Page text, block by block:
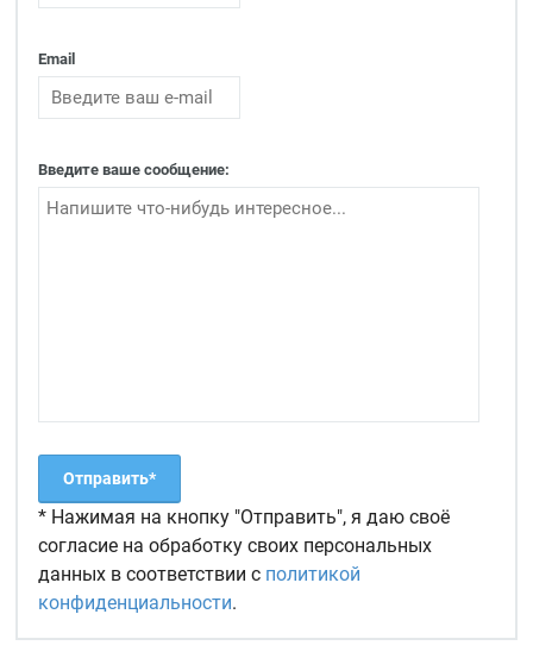
Email
Введите ваше сообщение:
* Нажимая на кнопку "Отправить", я даю своё
согласие на обработку своих персональных
данных в соответствии с политикой
конфиденциальности.